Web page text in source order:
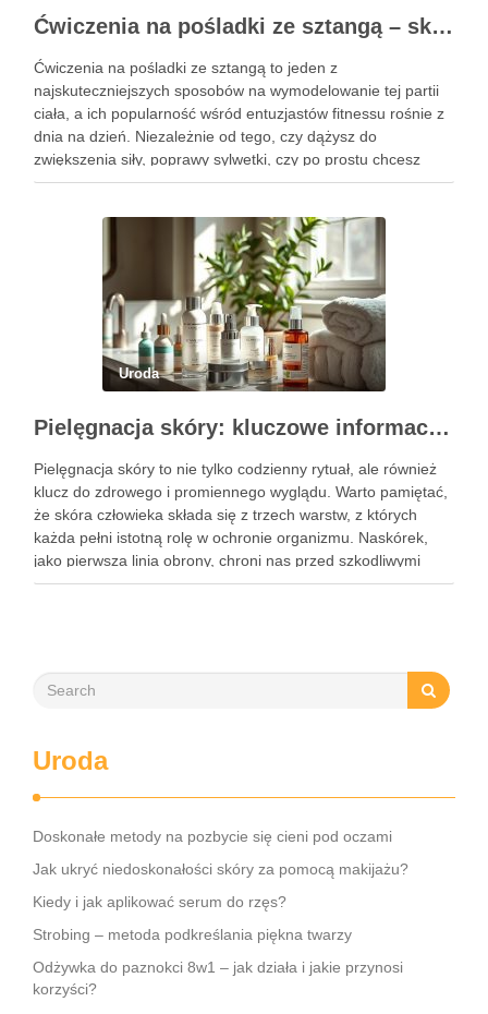
Ćwiczenia na pośladki ze sztangą – skuteczne metody i techniki treningowe
Ćwiczenia na pośladki ze sztangą to jeden z
najskuteczniejszych sposobów na wymodelowanie tej partii
ciała, a ich popularność wśród entuzjastów fitnessu rośnie z
dnia na dzień. Niezależnie od tego, czy dążysz do
zwiększenia siły, poprawy sylwetki, czy po prostu chcesz
poczuć się lepiej w swoim ciele, odpowiednio dobrane
Uroda
Pielęgnacja skóry: kluczowe informacje i skuteczne metody
Pielęgnacja skóry to nie tylko codzienny rytuał, ale również
klucz do zdrowego i promiennego wyglądu. Warto pamiętać,
że skóra człowieka składa się z trzech warstw, z których
każda pełni istotną rolę w ochronie organizmu. Naskórek,
jako pierwsza linia obrony, chroni nas przed szkodliwymi
czynnikami zewnętrznymi, a nawilżająca skóra właściwa,
Uroda
Doskonałe metody na pozbycie się cieni pod oczami
Jak ukryć niedoskonałości skóry za pomocą makijażu?
Kiedy i jak aplikować serum do rzęs?
Strobing – metoda podkreślania piękna twarzy
Odżywka do paznokci 8w1 – jak działa i jakie przynosi
korzyści?